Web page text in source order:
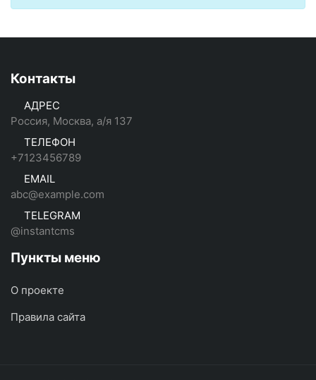
Контакты
АДРЕС
Россия, Москва, а/я 137
ТЕЛЕФОН
+7123456789
EMAIL
abc@example.com
TELEGRAM
@instantcms
Пункты меню
О проекте
Правила сайта